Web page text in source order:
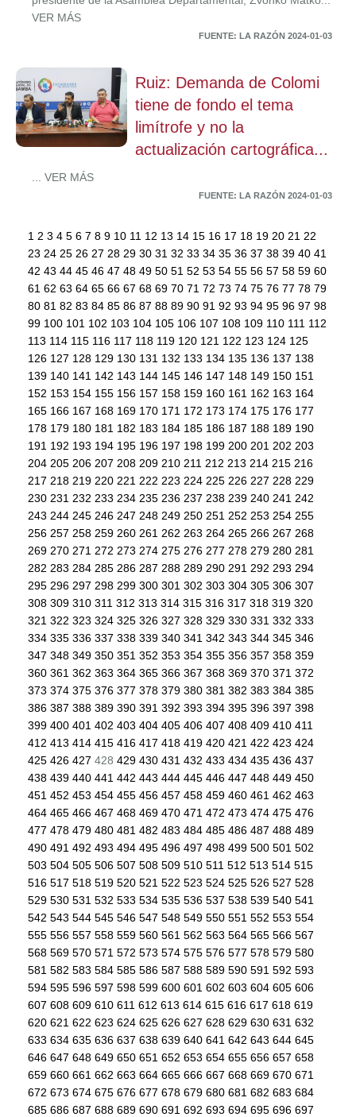
VER MÁS
FUENTE: LA RAZÓN 2024-01-03
Ruiz: Demanda de Colomi
tiene de fondo el tema
limítrofe y no la
actualización cartográfica...
... VER MÁS
FUENTE: LA RAZÓN 2024-01-03
1 2 3 4 5 6 7 8 9 10 11 12 13 14 15 16 17 18 19 20 21 22
23 24 25 26 27 28 29 30 31 32 33 34 35 36 37 38 39 40 41
42 43 44 45 46 47 48 49 50 51 52 53 54 55 56 57 58 59 60
61 62 63 64 65 66 67 68 69 70 71 72 73 74 75 76 77 78 79
80 81 82 83 84 85 86 87 88 89 90 91 92 93 94 95 96 97 98
99 100 101 102 103 104 105 106 107 108 109 110 111 112
113 114 115 116 117 118 119 120 121 122 123 124 125
126 127 128 129 130 131 132 133 134 135 136 137 138
139 140 141 142 143 144 145 146 147 148 149 150 151
152 153 154 155 156 157 158 159 160 161 162 163 164
165 166 167 168 169 170 171 172 173 174 175 176 177
178 179 180 181 182 183 184 185 186 187 188 189 190
191 192 193 194 195 196 197 198 199 200 201 202 203
204 205 206 207 208 209 210 211 212 213 214 215 216
217 218 219 220 221 222 223 224 225 226 227 228 229
230 231 232 233 234 235 236 237 238 239 240 241 242
243 244 245 246 247 248 249 250 251 252 253 254 255
256 257 258 259 260 261 262 263 264 265 266 267 268
269 270 271 272 273 274 275 276 277 278 279 280 281
282 283 284 285 286 287 288 289 290 291 292 293 294
295 296 297 298 299 300 301 302 303 304 305 306 307
308 309 310 311 312 313 314 315 316 317 318 319 320
321 322 323 324 325 326 327 328 329 330 331 332 333
334 335 336 337 338 339 340 341 342 343 344 345 346
347 348 349 350 351 352 353 354 355 356 357 358 359
360 361 362 363 364 365 366 367 368 369 370 371 372
373 374 375 376 377 378 379 380 381 382 383 384 385
386 387 388 389 390 391 392 393 394 395 396 397 398
399 400 401 402 403 404 405 406 407 408 409 410 411
412 413 414 415 416 417 418 419 420 421 422 423 424
425 426 427 428 429 430 431 432 433 434 435 436 437
438 439 440 441 442 443 444 445 446 447 448 449 450
451 452 453 454 455 456 457 458 459 460 461 462 463
464 465 466 467 468 469 470 471 472 473 474 475 476
477 478 479 480 481 482 483 484 485 486 487 488 489
490 491 492 493 494 495 496 497 498 499 500 501 502
503 504 505 506 507 508 509 510 511 512 513 514 515
516 517 518 519 520 521 522 523 524 525 526 527 528
529 530 531 532 533 534 535 536 537 538 539 540 541
542 543 544 545 546 547 548 549 550 551 552 553 554
555 556 557 558 559 560 561 562 563 564 565 566 567
568 569 570 571 572 573 574 575 576 577 578 579 580
581 582 583 584 585 586 587 588 589 590 591 592 593
594 595 596 597 598 599 600 601 602 603 604 605 606
607 608 609 610 611 612 613 614 615 616 617 618 619
620 621 622 623 624 625 626 627 628 629 630 631 632
633 634 635 636 637 638 639 640 641 642 643 644 645
646 647 648 649 650 651 652 653 654 655 656 657 658
659 660 661 662 663 664 665 666 667 668 669 670 671
672 673 674 675 676 677 678 679 680 681 682 683 684
685 686 687 688 689 690 691 692 693 694 695 696 697